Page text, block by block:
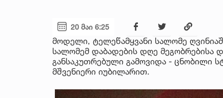
20 მაი 6:25
მოდელი, ტელეწამყვანი სალომე
სალომემ დაბადების დღე მეგობრებისა
განსაკუთრებული გამოვიდა - ცნობილი
მშვენიერი იუბილარით.